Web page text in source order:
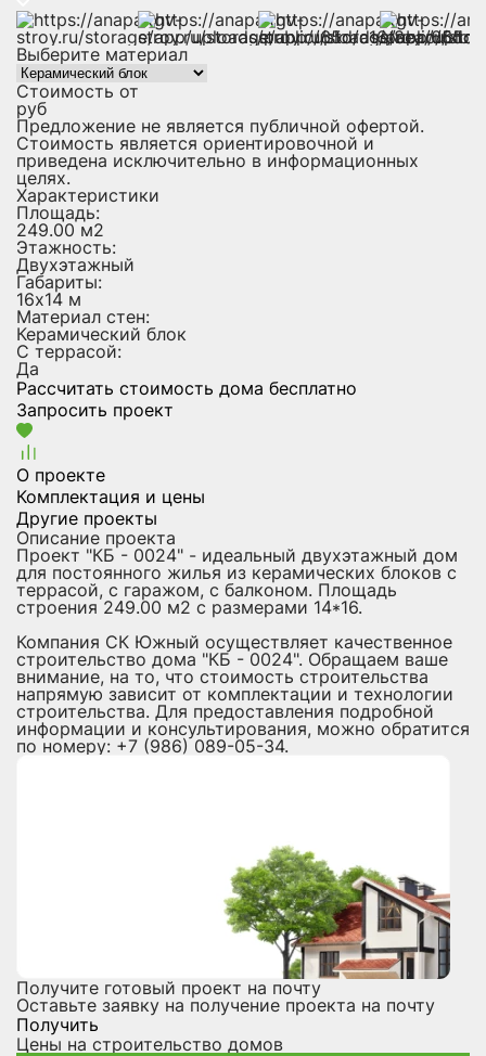
Выберите материал
Стоимость от
руб
Предложение не является публичной офертой.
Стоимость является ориентировочной и
приведена исключительно в информационных
целях.
Характеристики
Площадь:
249.00 м2
Этажность:
Двухэтажный
Габариты:
16х14 м
Материал стен:
Керамический блок
С террасой:
Да
Рассчитать стоимость дома бесплатно
Запросить проект
О проекте
Комплектация и цены
Другие проекты
Описание проекта
Проект "КБ - 0024" - идеальный двухэтажный дом
для постоянного жилья из керамических блоков с
террасой, с гаражом, с балконом. Площадь
строения 249.00 м2 с размерами 14*16.
Компания СК Южный осуществляет качественное
строительство дома "КБ - 0024". Обращаем ваше
внимание, на то, что стоимость строительства
напрямую зависит от комплектации и технологии
строительства. Для предоставления подробной
информации и консультирования, можно обратится
по номеру: +7 (986) 089-05-34.
Получите готовый проект на почту
Оставьте заявку на получение проекта на почту
Получить
Цены на строительство домов